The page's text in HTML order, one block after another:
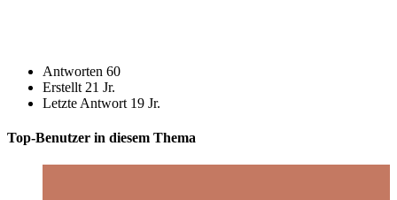
Antworten 60
Erstellt 21 Jr.
Letzte Antwort 19 Jr.
Top-Benutzer in diesem Thema